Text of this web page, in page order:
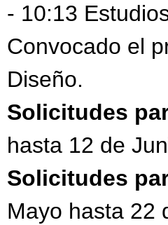
- 10:13
Convocado el
Diseño.
Solicitudes
hasta 12 de
Solicitudes
Mayo hasta 22